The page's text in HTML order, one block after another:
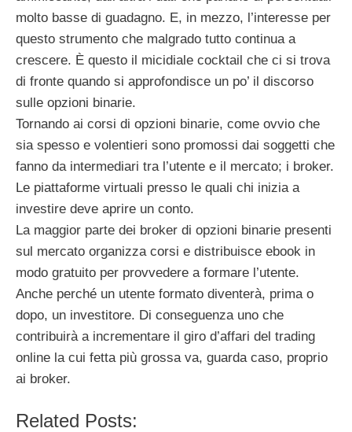
molto basse di guadagno. E, in mezzo, l’interesse per
questo strumento che malgrado tutto continua a
crescere. È questo il micidiale cocktail che ci si trova
di fronte quando si approfondisce un po’ il discorso
sulle opzioni binarie.
Tornando ai corsi di opzioni binarie, come ovvio che
sia spesso e volentieri sono promossi dai soggetti che
fanno da intermediari tra l’utente e il mercato; i broker.
Le piattaforme virtuali presso le quali chi inizia a
investire deve aprire un conto.
La maggior parte dei broker di opzioni binarie presenti
sul mercato organizza corsi e distribuisce ebook in
modo gratuito per provvedere a formare l’utente.
Anche perché un utente formato diventerà, prima o
dopo, un investitore. Di conseguenza uno che
contribuirà a incrementare il giro d’affari del trading
online la cui fetta più grossa va, guarda caso, proprio
ai broker.
Related Posts: